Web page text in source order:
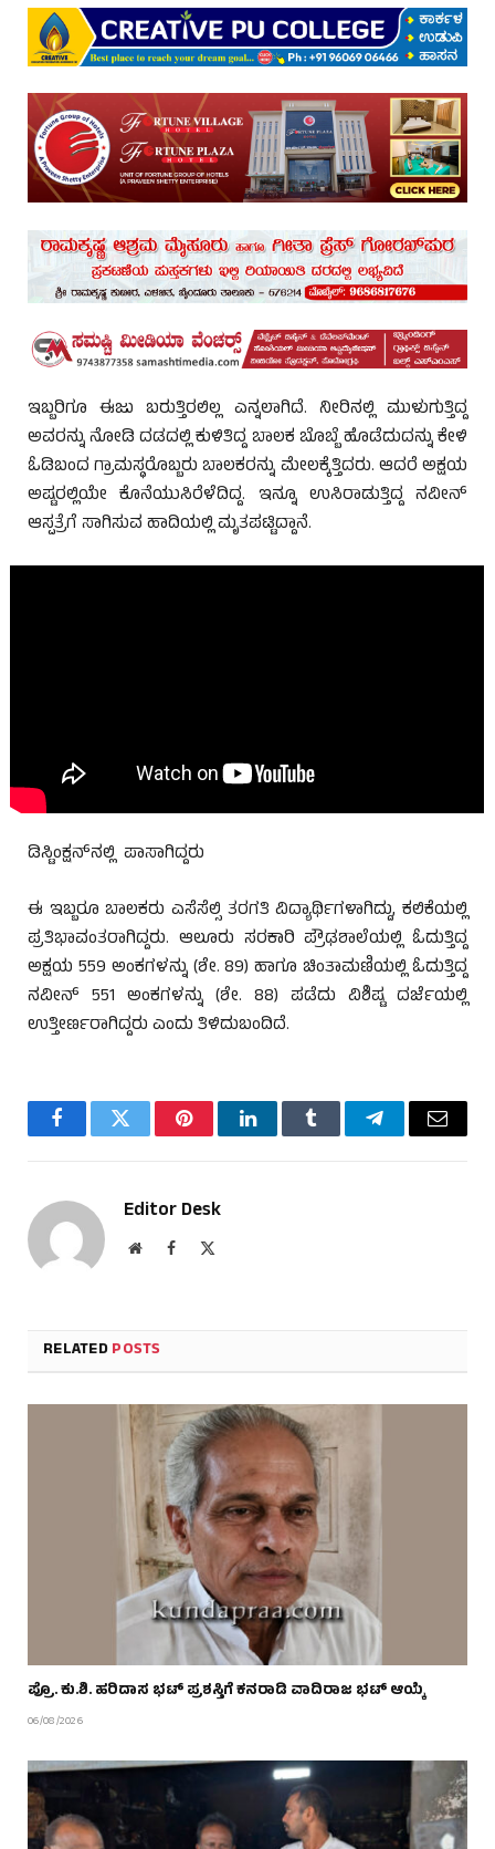
ಇಬ್ಬರಿಗೂ ಈಜು ಬರುತ್ತಿರಲಿಲ್ಲ ಎನ್ನಲಾಗಿದೆ. ನೀರಿನಲ್ಲಿ ಮುಳುಗುತ್ತಿದ್ದ
ಅವರನ್ನು ನೋಡಿ ದಡದಲ್ಲಿ ಕುಳಿತಿದ್ದ ಬಾಲಕ ಬೊಬ್ಬೆ ಹೊಡೆದುದನ್ನು ಕೇಳಿ
ಓಡಿಬಂದ ಗ್ರಾಮಸ್ಥರೊಬ್ಬರು ಬಾಲಕರನ್ನು ಮೇಲಕ್ಕೆತ್ತಿದರು. ಆದರೆ ಅಕ್ಷಯ
ಅಷ್ಟರಲ್ಲಿಯೇ ಕೊನೆಯುಸಿರೆಳೆದಿದ್ದ. ಇನ್ನೂ ಉಸಿರಾಡುತ್ತಿದ್ದ ನವೀನ್‌
ಆಸ್ಪತ್ರೆಗೆ ಸಾಗಿಸುವ ಹಾದಿಯಲ್ಲಿ ಮೃತಪಟ್ಟಿದ್ದಾನೆ.
ಡಿಸ್ಟಿಂಕ್ಷನ್‌ನಲ್ಲಿ ಪಾಸಾಗಿದ್ದರು
ಈ ಇಬ್ಬರೂ ಬಾಲಕರು ಎಸೆಸೆಲ್ಸಿ ತರಗತಿ ವಿದ್ಯಾರ್ಥಿಗಳಾಗಿದ್ದು, ಕಲಿಕೆಯಲ್ಲಿ
ಪ್ರತಿಭಾವಂತರಾಗಿದ್ದರು. ಆಲೂರು ಸರಕಾರಿ ಪ್ರೌಢಶಾಲೆಯಲ್ಲಿ ಓದುತ್ತಿದ್ದ
ಅಕ್ಷಯ 559 ಅಂಕಗಳನ್ನು (ಶೇ. 89) ಹಾಗೂ ಚಿಂತಾಮಣಿಯಲ್ಲಿ ಓದುತ್ತಿದ್ದ
ನವೀನ್‌ 551 ಅಂಕಗಳನ್ನು (ಶೇ. 88) ಪಡೆದು ವಿಶಿಷ್ಟ ದರ್ಜೆಯಲ್ಲಿ
ಉತ್ತೀರ್ಣರಾಗಿದ್ದರು ಎಂದು ತಿಳಿದುಬಂದಿದೆ.
FacebookTwitter PinterestLinkedInTumblr TelegramEmail
Editor Desk
WebsiteFacebook
RELATEDPOSTS
ಪ್ರೊ. ಕು.ಶಿ. ಹರಿದಾಸ ಭಟ್ ಪ್ರಶಸ್ತಿಗೆ ಕನರಾಡಿ ವಾದಿರಾಜ ಭಟ್ ಆಯ್ಕೆ
06/08/2026